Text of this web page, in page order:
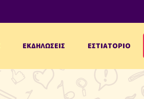
ΕΚΔΗΛΩΣΕΙΣ ΕΣΤΙΑΤΟΡΙΟ